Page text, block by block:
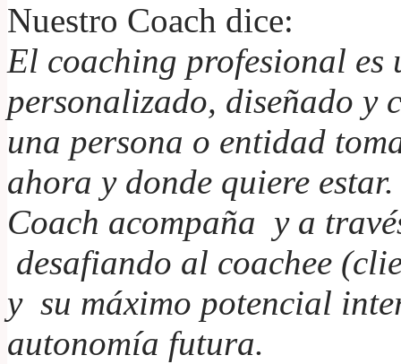
Nuestro Coach dice:
El coaching profesional es
personalizado, diseñado y
una persona o entidad
ahora y donde quiere
Coach acompaña y a
desafiando al coachee
y su máximo potencial
autonomía futura.